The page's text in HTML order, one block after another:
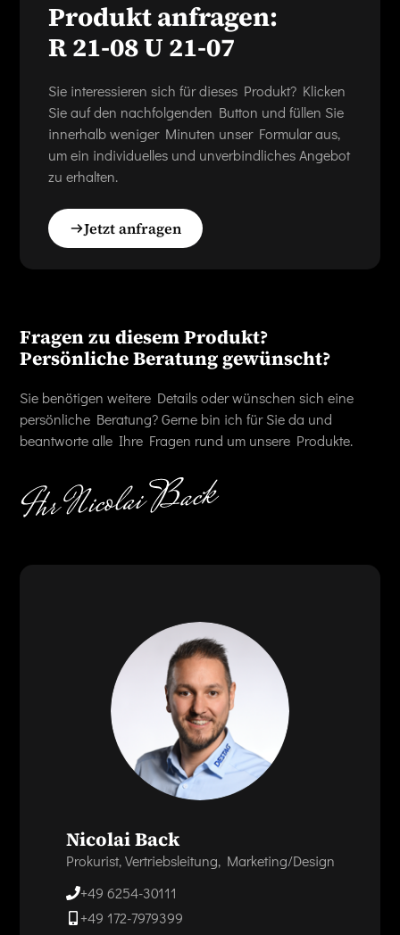
Produkt anfragen:
R 21-08 U 21-07
Sie interessieren sich für dieses Produkt? Klicken
Sie auf den nachfolgenden Button und füllen Sie
innerhalb weniger Minuten unser Formular aus,
um ein individuelles und unverbindliches Angebot
zu erhalten.
Jetzt anfragen
Fragen zu diesem Produkt?
Persönliche Beratung gewünscht?
Sie benötigen weitere Details oder wünschen sich eine
persönliche Beratung? Gerne bin ich für Sie da und
beantworte alle Ihre Fragen rund um unsere Produkte.
Nicolai Back
Prokurist, Vertriebsleitung, Marketing/Design
+49 6254-30111
+49 172-7979399